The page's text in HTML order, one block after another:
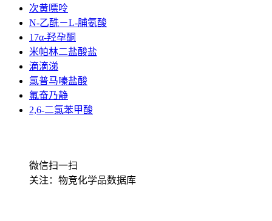
次黄嘌呤
N-乙酰－L-脯氨酸
17α-羟孕酮
米帕林二盐酸盐
滴滴涕
氯普马嗪盐酸
氟奋乃静
2,6-二氯苯甲酸
微信扫一扫
关注：物竞化学品数据库